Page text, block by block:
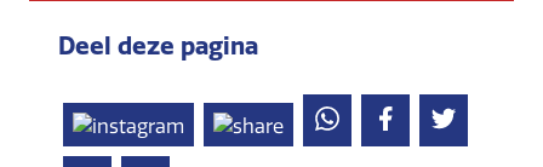
Deel deze pagina